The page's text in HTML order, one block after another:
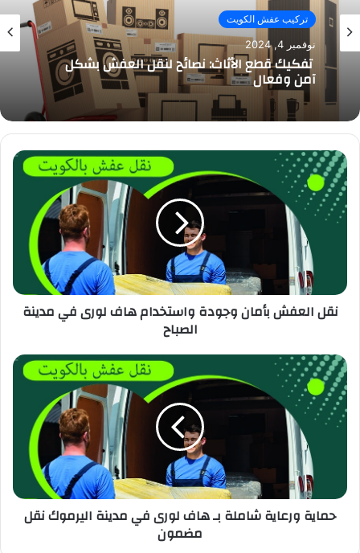
تركيب عفش الكويت
نوفمبر 4, 2024
تفكيك قطع الأثاث: نصائح لنقل العفش بشكل
آمن وفعال
نقل العفش بأمان وجودة واستخدام هاف لورى في مدينة
الصباح
حماية ورعاية شاملة بـ هاف لورى في مدينة اليرموك نقل
مضمون